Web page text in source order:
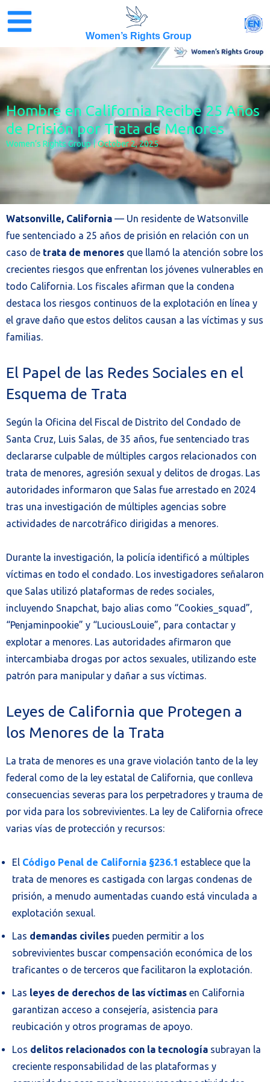
content
Women’s Rights Group
EN
Hombre en California Recibe 25 Años
de Prisión por Trata de Menores
Women’s Rights Group October 2, 2025
Watsonville, California — Un residente de Watsonville
fue sentenciado a 25 años de prisión en relación con un
caso de trata de menores que llamó la atención sobre los
crecientes riesgos que enfrentan los jóvenes vulnerables en
todo California. Los fiscales afirman que la condena
destaca los riesgos continuos de la explotación en línea y
el grave daño que estos delitos causan a las víctimas y sus
familias.
El Papel de las Redes Sociales en el
Esquema de Trata
Según la Oficina del Fiscal de Distrito del Condado de
Santa Cruz, Luis Salas, de 35 años, fue sentenciado tras
declararse culpable de múltiples cargos relacionados con
trata de menores, agresión sexual y delitos de drogas. Las
autoridades informaron que Salas fue arrestado en 2024
tras una investigación de múltiples agencias sobre
actividades de narcotráfico dirigidas a menores.
Durante la investigación, la policía identificó a múltiples
víctimas en todo el condado. Los investigadores señalaron
que Salas utilizó plataformas de redes sociales,
incluyendo Snapchat, bajo alias como “Cookies_squad”,
“Penjaminpookie” y “LuciousLouie”, para contactar y
explotar a menores. Las autoridades afirmaron que
intercambiaba drogas por actos sexuales, utilizando este
patrón para manipular y dañar a sus víctimas.
Leyes de California que Protegen a
los Menores de la Trata
La trata de menores es una grave violación tanto de la ley
federal como de la ley estatal de California, que conlleva
consecuencias severas para los perpetradores y trauma de
por vida para los sobrevivientes. La ley de California ofrece
varias vías de protección y recursos:
El Código Penal de California §236.1 establece que la
trata de menores es castigada con largas condenas de
prisión, a menudo aumentadas cuando está vinculada a
explotación sexual.
Las demandas civiles pueden permitir a los
sobrevivientes buscar compensación económica de los
traficantes o de terceros que facilitaron la explotación.
Las leyes de derechos de las víctimas en California
garantizan acceso a consejería, asistencia para
reubicación y otros programas de apoyo.
Los delitos relacionados con la tecnología subrayan la
creciente responsabilidad de las plataformas y